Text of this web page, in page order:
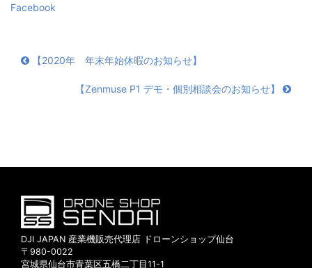
Facebook
【2020年 年末年始休暇のお知らせ】
【Zenmuse P1 デモ・個別相談会のお知らせ】
DJI JAPAN 産業機販売代理店 ドローンショップ仙台
〒980-0022
宮城県仙台市青葉区五橋二丁目11-1